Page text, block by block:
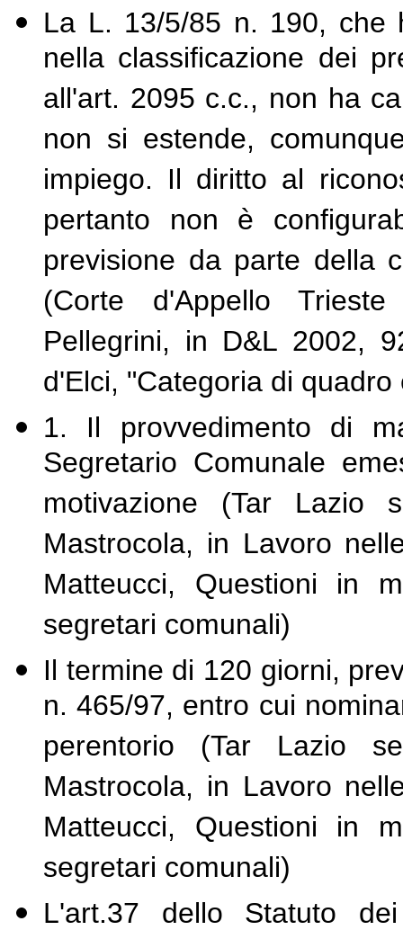
La L. 13/5/85 n. 190, che
nella classificazione dei
all'art. 2095 c.c., non ha
non si estende,
impiego. Il diritto al
pertanto non è
previsione da parte della
(Corte d'Appello
Pellegrini, in D&L 2002,
d'Elci, "Categoria di
1. Il provvedimento di
Segretario Comunale
motivazione (Tar Lazio
Mastrocola, in Lavoro
Matteucci, Questioni in
segretari comunali)
Il termine di 120 giorni,
n. 465/97, entro cui
perentorio (Tar Lazio
Mastrocola, in Lavoro
Matteucci, Questioni in
segretari comunali)
L'art.37 dello Statuto